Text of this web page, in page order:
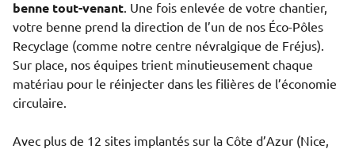
benne tout-venant. Une fois enlevée de votre chantier,
votre benne prend la direction de l’un de nos Éco-Pôles
Recyclage (comme notre centre névralgique de Fréjus).
Sur place, nos équipes trient minutieusement chaque
matériau pour le réinjecter dans les filières de l’économie
circulaire.
Avec plus de 12 sites implantés sur la Côte d’Azur (Nice,